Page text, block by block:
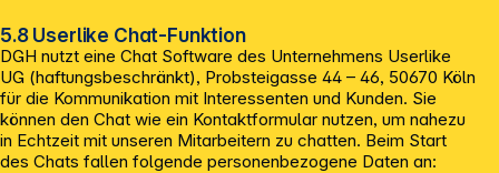
5.8 Userlike Chat-Funktion
DGH nutzt eine Chat Software des Unternehmens Userlike
UG (haftungsbeschränkt), Probsteigasse 44 – 46, 50670 Köln
für die Kommunikation mit Interessenten und Kunden. Sie
können den Chat wie ein Kontaktformular nutzen, um nahezu
in Echtzeit mit unseren Mitarbeitern zu chatten. Beim Start
des Chats fallen folgende personenbezogene Daten an: